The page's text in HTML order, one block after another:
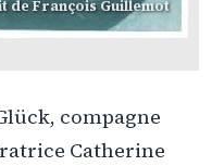
de François Guillemot
compagne
Catherine